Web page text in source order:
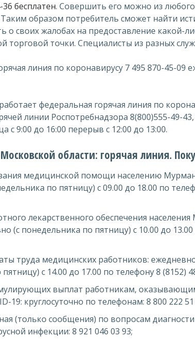
бесплатен. Совершить его можно из любого
образом потребитель сможет найти
о своих жалобах на предоставление какой-
торговой точки. Специалисты из разных
линия по коронавирусу 7 495 870-45-09
федеральная горячая линия по
линии Роспотребнадзора 8(800)555-49-
с 9:00 до 16:00 перерыв с 12:00 до 13:00.
области: горячая линия.
медицинской помощи населению
по пятницу) с 09.00 до 18.00 по
лекарственного обеспечения
(с понедельника по пятницу) с 10.00 до
труда медицинских работников:
с 14.00 до 17.00 по телефону 8 (8152)
выплат работникам,
19: круглосуточно по телефонам: 8 800 222 51
(только сообщения) по вопросам
инфекции: 8 921 046 03 93;